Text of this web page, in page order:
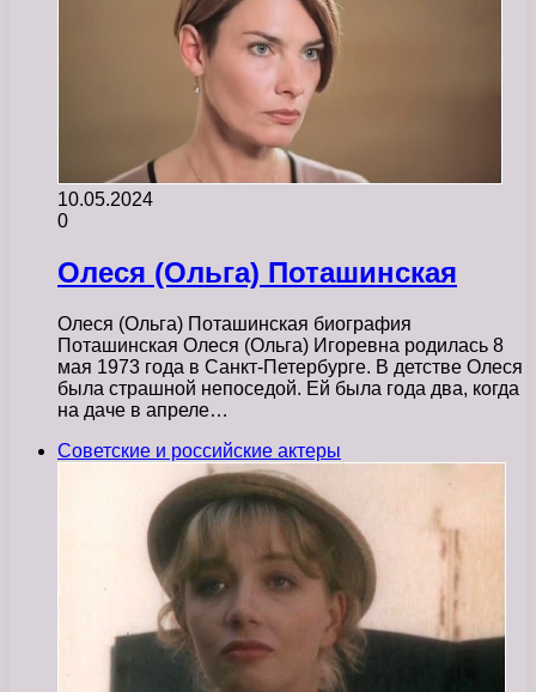
10.05.2024
0
Олеся (Ольга) Поташинская
Олеся (Ольга) Поташинская биография
Поташинская Олеся (Ольга) Игоревна родилась 8
мая 1973 года в Санкт-Петербурге. В детстве Олеся
была страшной непоседой. Ей была года два, когда
на даче в апреле…
Советские и российские актеры